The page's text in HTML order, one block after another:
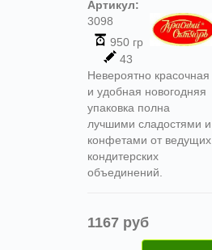
Артикул:
3098
950 гр
43
Невероятно красочная
и удобная новогодняя
упаковка полна
лучшими сладостями и
конфетами от ведущих
кондитерских
объединений.
1167 руб